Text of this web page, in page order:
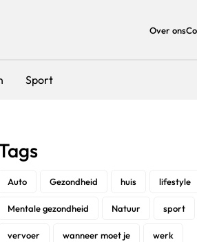
Over ons
Sport
Auto Gezondheid huis lifestyle
Mentale gezondheid Natuur sport
vervoer wanneer moet je werk